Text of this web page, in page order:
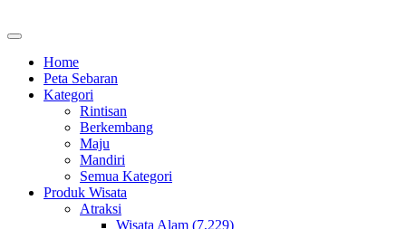
Home
Peta Sebaran
Kategori
Rintisan
Berkembang
Maju
Mandiri
Semua Kategori
Produk Wisata
Atraksi
Wisata Alam (7,229)